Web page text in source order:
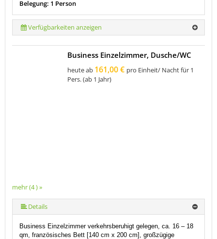
Belegung: 1 Person
Verfügbarkeiten anzeigen
mehr (4 ) »
Business Einzelzimmer, Dusche/WC
heute ab 161,00 € pro Einheit/ Nacht für 1
Pers. (ab 1 Jahr)
Details
Business Einzelzimmer verkehrsberuhigt gelegen, ca. 16 – 18
qm, französisches Bett [140 cm x 200 cm], großzügige